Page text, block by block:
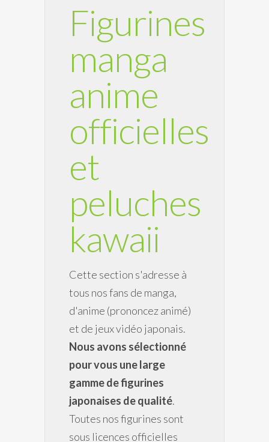
Figurines
manga
anime
officielles
et
peluches
kawaii
Cette section s'adresse à
tous nos fans de manga,
d'anime (prononcez animé)
et de jeux vidéo japonais.
Nous avons sélectionné
pour vous une large
gamme de figurines
japonaises de qualité.
Toutes nos figurines sont
sous licences officielles